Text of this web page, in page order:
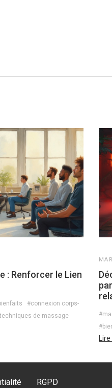
: Renforcer le Lien
#connexion corps-
de massage
RGPD